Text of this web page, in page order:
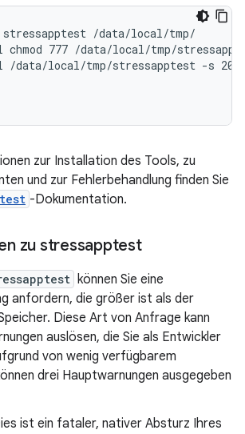
/data/local/tmp/
chmod 777 /data/local/tmp/
/data/local/tmp/stressapptest -s 20
zur Installation des Tools, zu
und zur Fehlerbehandlung finden Sie
-Dokumentation.
zu stressapptest
können Sie eine
anfordern, die größer ist als der
Diese Art von Anfrage kann
auslösen, die Sie als Entwickler
von wenig verfügbarem
drei Hauptwarnungen ausgegeben
ist ein fataler, nativer Absturz Ihres